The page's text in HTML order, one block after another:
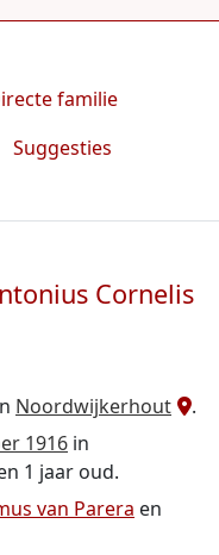
familie
Suggesties
Cornelis
Noordwijkerhout
.
1916 in
1 jaar oud.
van Parera en